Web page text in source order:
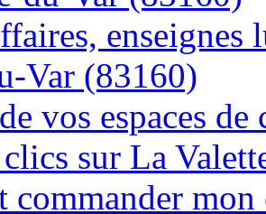
enseignes
Var (83160)
vos espaces
sur La
commander